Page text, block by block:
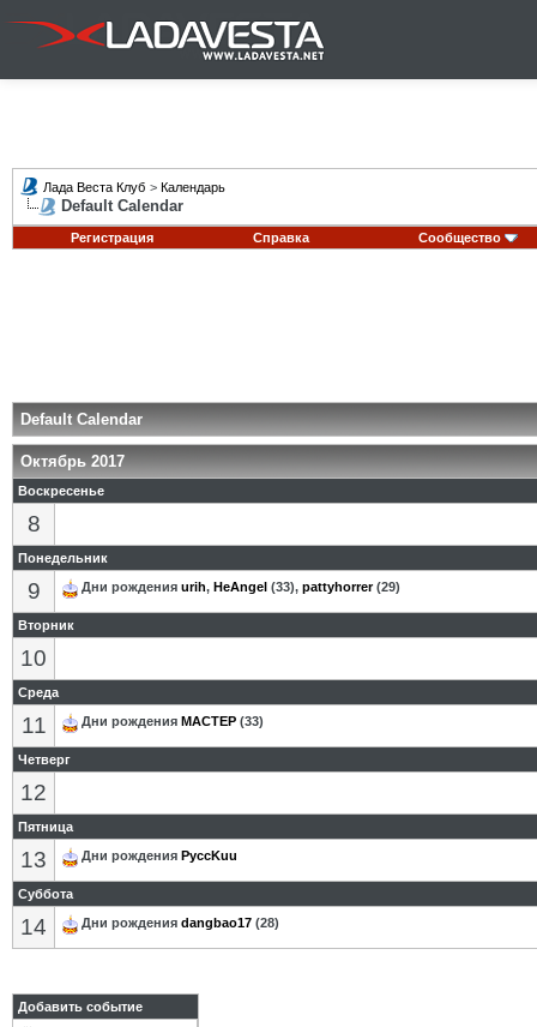
Лада Веста Клуб > Календарь
Default Calendar
Регистрация Справка Сообщество
Default Calendar
Октябрь 2017
Воскресенье
8
Понедельник
9 Дни рождения urih, HeAngel (33), pattyhorrer(29)
Вторник
10
Среда
11 Дни рождения MACTEP (33)
Четверг
12
Пятница
13 Дни рождения PyccKuu
Суббота
14 Дни рождения dangbao17 (28)
Добавить событие